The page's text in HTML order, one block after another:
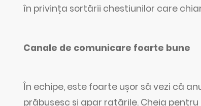
în privința sortării chestiunilor care
Canale de comunicare foarte bune
În echipe, este foarte ușor să vezi că
prăbușesc și apar ratările. Cheia